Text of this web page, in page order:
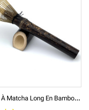
F
Ouet À Matcha Long En Bambou - Une Sélection UNAMI